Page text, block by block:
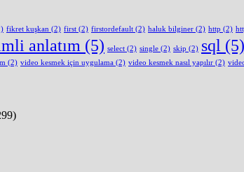
fikret kuşkan (2) first (2) firstordefault (2) haluk bilginer (2) http (2)
anlatım (5) select (2) single (2) skip (2) sql (5)
(2) video kesmek için uygulama (2) video kesmek nasıl yapılır (2)